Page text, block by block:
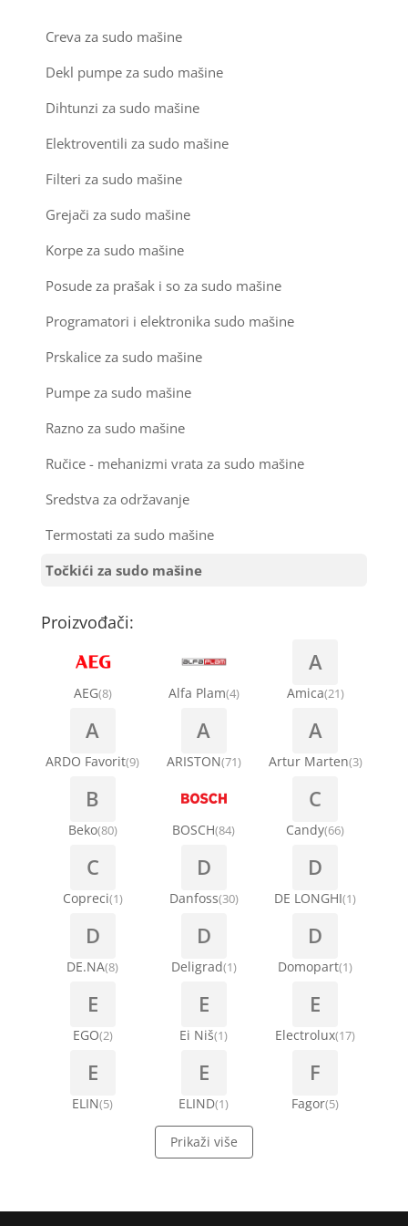
Kondenz creva
Kondenzatori za klima uređaje
Ventilatori za rashladne vitrine
Creva za sudo mašine
Dekl pumpe za sudo mašine
Dihtunzi za sudo mašine
Elektroventili za sudo mašine
Filteri za sudo mašine
Grejači za sudo mašine
Korpe za sudo mašine
Posude za prašak i so za sudo mašine
Programatori i elektronika sudo mašine
Prskalice za sudo mašine
Pumpe za sudo mašine
Razno za sudo mašine
Ručice - mehanizmi vrata za sudo mašine
Sredstva za održavanje
Termostati za sudo mašine
Točkići za sudo mašine
Proizvođači:
AEG(8) Alfa Plam(4)
A
Amica(21)
A
ARDO Favorit(9)
A
ARISTON(71)
A
Artur Marten(3)
B
Beko(80) BOSCH(84)
C
Candy(66)
C
Copreci(1)
D
Danfoss(30)
D
DE LONGHI(1)
D
DE.NA(8)
D
Deligrad(1)
D
Domopart(1)
E
EGO(2)
E
Ei Niš(1)
E
Electrolux(17)
E
ELIN(5)
E
ELIND(1)
F
Fagor(5)
Prikaži više